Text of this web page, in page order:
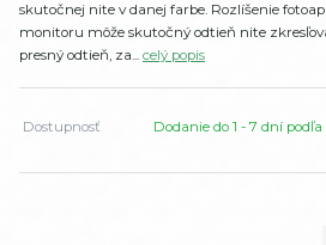
skutočnej nite v danej farbe. Rozlíšenie
monitoru môže skutočný odtieň nite
presný odtieň, za... celý popis
Dostupnosť Dodanie do 1 - 7 dní